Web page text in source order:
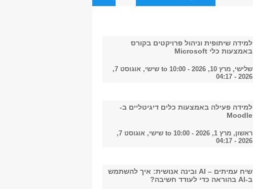
2018
2022
2023
למידה שיתופית וניהול פרויקטים בקורס
באמצעות כלי Microsoft
שלישי, מרץ 10, 2026 - 10:00 to
שישי, אוגוסט 7,
2026 - 04:17
למידה פעילה באמצעות כלים דיגיטליים ב-
Moodle
ראשון, מרץ 1, 2026 - 10:00 to
שישי, אוגוסט 7,
2026 - 04:17
שיח עמיתים – AI ובינה אנושית: איך להשתמש
ב-AI בהוראה כדי לעודד חשיבה?